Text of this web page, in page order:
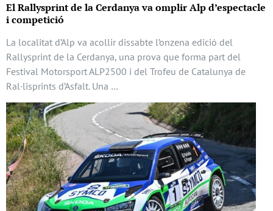
El Rallysprint de la Cerdanya va omplir Alp d’espectacle
i competició
La localitat d’Alp va acollir dissabte l’onzena edició del
Rallysprint de la Cerdanya, una prova que forma part del
Festival Motorsport ALP2500 i del Trofeu de Catalunya de
Ral·lisprints d’Asfalt. Una …